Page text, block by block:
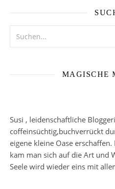
MAGISCHE
Susi , leidenschaftliche
coffeinsüchtig,buchverrückt
eigene kleine Oase
kam man sich auf die Art und
Seele wird wieder eins mit